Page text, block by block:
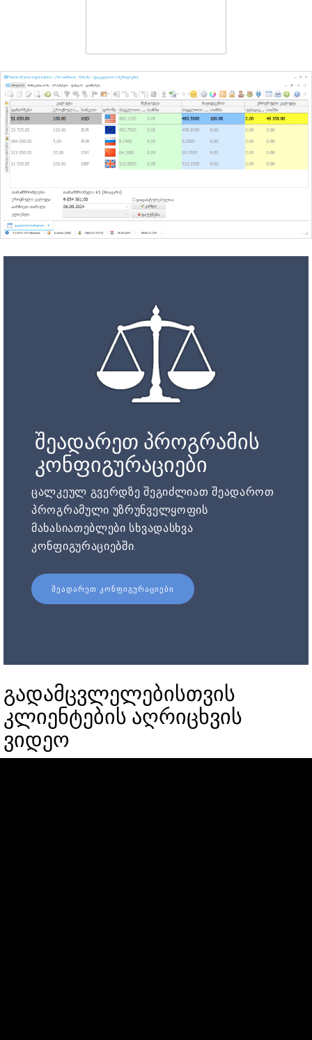
შეადარეთ პროგრამის
კონფიგურაციები
ცალკეულ გვერდზე შეგიძლიათ შეადაროთ
პროგრამული უზრუნველყოფის
მახასიათებლები სხვადასხვა
კონფიგურაციებში.
ᲨᲔᲐᲓᲐᲠᲔᲗ ᲙᲝᲜᲤᲘᲒᲣᲠᲐᲪᲘᲔᲑᲘ
გადამცვლელებისთვის
კლიენტების აღრიცხვის
ვიდეო